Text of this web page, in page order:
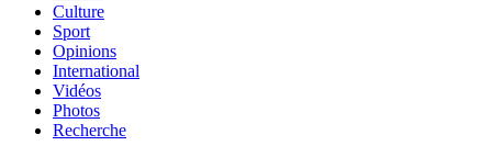
Culture
Sport
Opinions
International
Vidéos
Photos
Recherche